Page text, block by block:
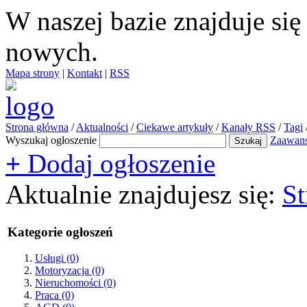
W naszej bazie znajduje się
nowych.
Mapa strony | Kontakt | RSS
Strona główna / Aktualności / Ciekawe artykuły / Kanały RSS / Tagi
Wyszukaj ogłoszenie
+ Dodaj ogłoszenie
Aktualnie znajdujesz się:
Kategorie ogłoszeń
Usługi (0)
Motoryzacja (0)
Nieruchomości (0)
Praca (0)